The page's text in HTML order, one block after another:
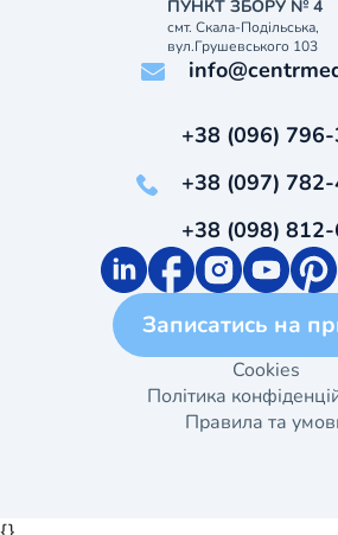
ПУНКТ ЗБОРУ № 4
смт. Скала-Подільська,
вул.Грушевського 103
+38 (096)
+38 (097)
+38 (098)
Записатись на
Cookies
Політика
Правила та